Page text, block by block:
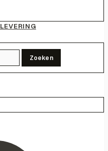
LEVERING
Zoeken